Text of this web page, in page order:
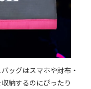
ッグはスマホや財布・
納するのにぴったり